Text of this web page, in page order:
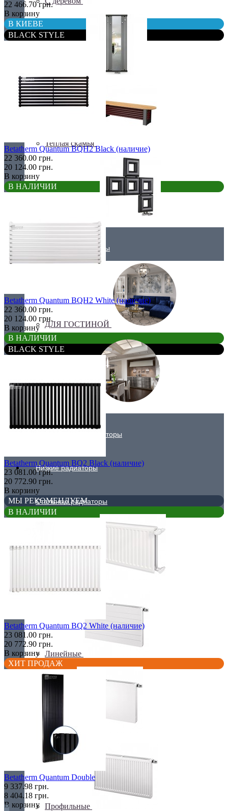
Теплая скамья
Трубчатые радиаторы
ДЛЯ ГОСТИНОЙ
Вертикальные радиаторы
Низкие радиаторы
Стальные радиаторы
Линейные
Плоские
Профильные
22 466.70 грн.
В корзину
В КИЕВЕ
BLACK STYLE
Betatherm Quantum BQH2 Black (наличие)
22 360.00 грн.
20 124.00 грн.
В корзину
В НАЛИЧИИ
Betatherm Quantum BQH2 White (наличие)
22 360.00 грн.
20 124.00 грн.
В корзину
В НАЛИЧИИ
BLACK STYLE
Betatherm Quantum BQ2 Black (наличие)
23 081.00 грн.
20 772.90 грн.
В корзину
МЫ РЕКОМЕНДУЕМ
В НАЛИЧИИ
Betatherm Quantum BQ2 White (наличие)
23 081.00 грн.
20 772.90 грн.
В корзину
ХИТ ПРОДАЖ
Betatherm Quantum Double
9 337.98 грн.
8 404.18 грн.
В корзину